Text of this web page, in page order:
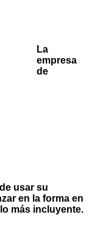
La
empresa
de
usar su
en la forma en
más incluyente.